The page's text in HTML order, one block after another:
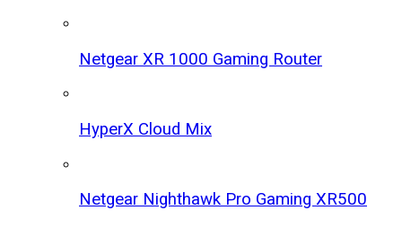
Netgear XR 1000 Gaming Router
HyperX Cloud Mix
Netgear Nighthawk Pro Gaming XR500